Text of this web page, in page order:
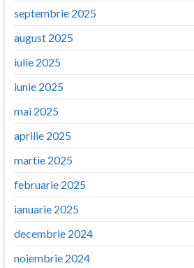
septembrie 2025
august 2025
iulie 2025
iunie 2025
mai 2025
aprilie 2025
martie 2025
februarie 2025
ianuarie 2025
decembrie 2024
noiembrie 2024